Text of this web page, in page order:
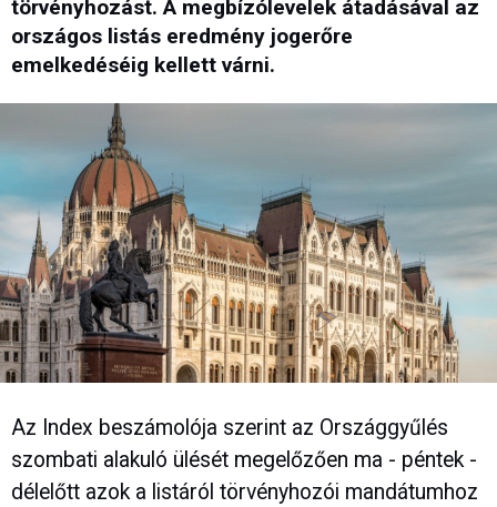
törvényhozást. A megbízólevelek átadásával az
országos listás eredmény jogerőre
emelkedéséig kellett várni.
Az Index beszámolója szerint az Országgyűlés
szombati alakuló ülését megelőzően ma - péntek -
délelőtt azok a listáról törvényhozói mandátumhoz